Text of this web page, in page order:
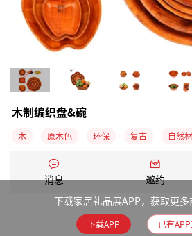
木制编织盘&碗
木 原木色 环保 复古 自然
木制工艺品，木雕 木制餐具、器皿
可邮寄包装
消息 邀约
下载家居礼品展APP，获取更
下载APP 已有